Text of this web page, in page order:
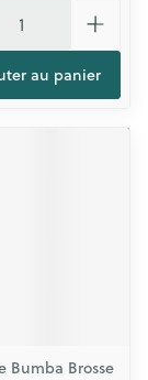
au panier
Bumba Brosse